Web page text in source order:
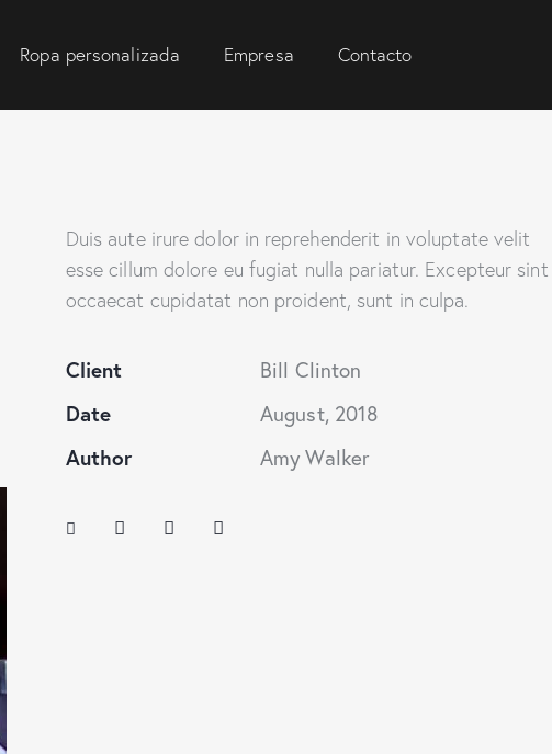
Ropa personalizada Empresa Contacto
Duis aute irure dolor in reprehenderit in voluptate velit
esse cillum dolore eu fugiat nulla pariatur. Excepteur sint
occaecat cupidatat non proident, sunt in culpa.
Client
Bill Clinton
Date
August, 2018
Author
Amy Walker